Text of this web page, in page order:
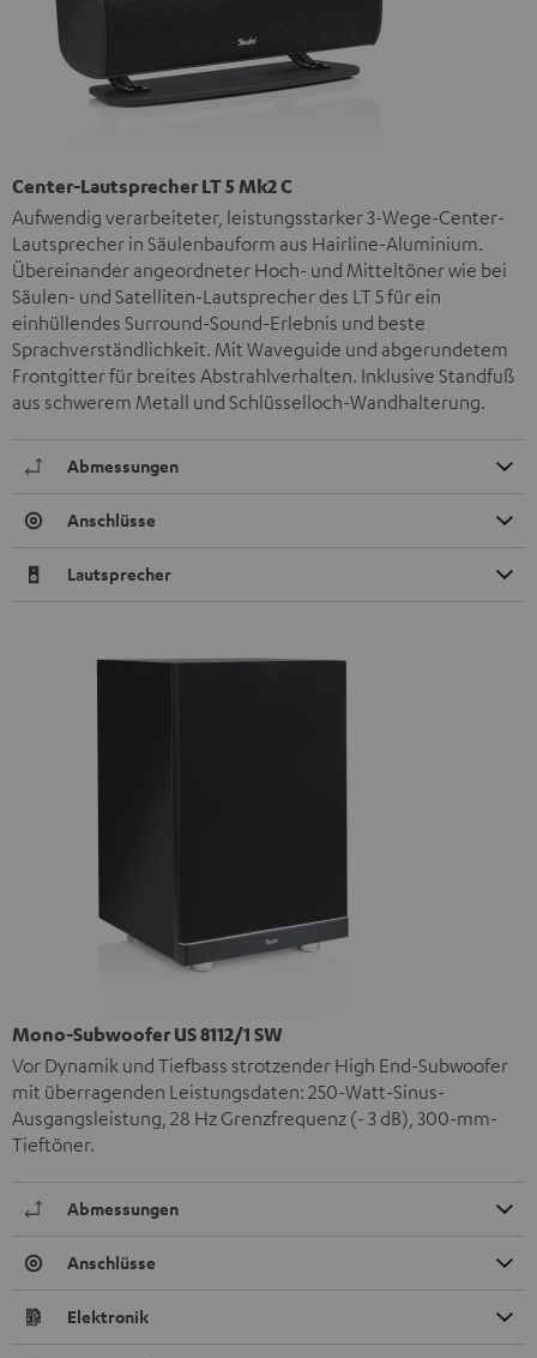
Center-Lautsprecher LT 5 Mk2 C
Aufwendig verarbeiteter, leistungsstarker 3-Wege-Center-
Lautsprecher in Säulenbauform aus Hairline-Aluminium.
Übereinander angeordneter Hoch- und Mitteltöner wie bei
Säulen- und Satelliten-Lautsprecher des LT 5 für ein
einhüllendes Surround-Sound-Erlebnis und beste
Sprachverständlichkeit. Mit Waveguide und abgerundetem
Frontgitter für breites Abstrahlverhalten. Inklusive Standfuß
aus schwerem Metall und Schlüsselloch-Wandhalterung.
Abmessungen
Anschlüsse
Lautsprecher
Mono-Subwoofer US 8112/1 SW
Vor Dynamik und Tiefbass strotzender High End-Subwoofer
mit überragenden Leistungsdaten: 250-Watt-Sinus-
Ausgangsleistung, 28 Hz Grenzfrequenz (- 3 dB), 300-mm-
Tieftöner.
Abmessungen
Anschlüsse
Elektronik